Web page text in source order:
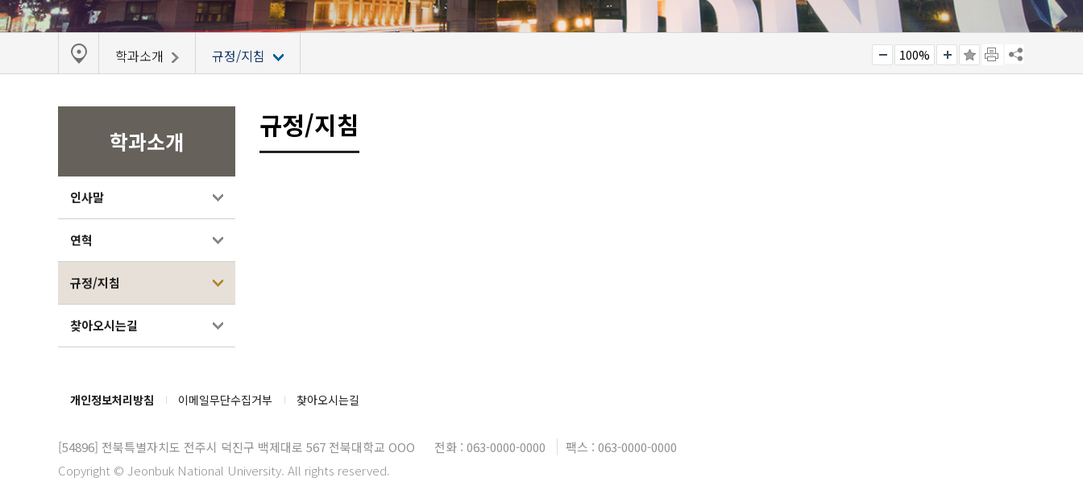
학과소개 규정/지침 100%
학과소개
인사말
연혁
규정/지침
찾아오시는길
규정/지침
개인정보처리방침 이메일무단수집거부 찾아오시는길
[54896] 전북특별자치도 전주시 덕진구 백제대로 567 전북대학교 OOO 전화 : 063-0000-0000
팩스 : 063-0000-0000
Copyright © Jeonbuk National University. All rights reserved.